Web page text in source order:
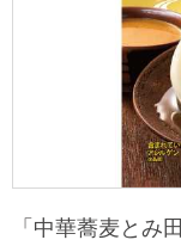
商品カテゴリ一覧
セブンプレミアム
食の安全・安心へ
ギフト
nanacoトップ
マルチコピー機で
マルチコピー機で
コピー
便利なサービス
宅配便
チケットサービス
企業情報トップ
ニュースリリース
企業理念
私たちの取組み
サステナビリティ
サステナビリティ
セブン＆アイ・ホー
「中華蕎麦とみ